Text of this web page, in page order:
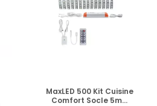
EN STOCK
MaxLED 500 Kit Cuisine
Comfort Socle 5m...